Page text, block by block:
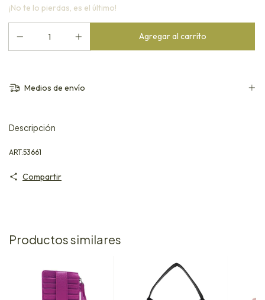
¡No te lo pierdas, es el último!
Medios de envío
Descripción
ART:53661
Compartir
Productos similares